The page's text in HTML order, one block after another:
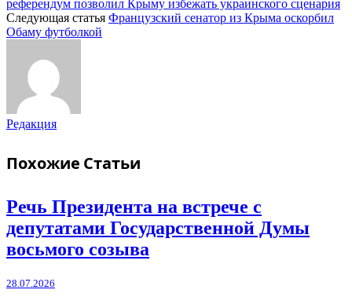
референдум позволил Крыму избежать украинского сценария
Следующая статья Французский сенатор из Крыма оскорбил
Обаму футболкой
Редакция
Похожие Статьи
Речь Президента на встрече с
депутатами Государственной Думы
восьмого созыва
28.07.2026